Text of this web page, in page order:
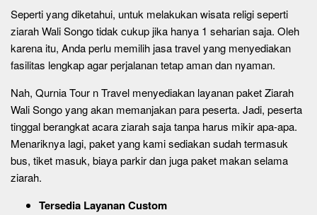
Seperti yang diketahui, untuk melakukan wisata religi seperti
ziarah Wali Songo tidak cukup jika hanya 1 seharian saja. Oleh
karena itu, Anda perlu memilih jasa travel yang menyediakan
fasilitas lengkap agar perjalanan tetap aman dan nyaman.
Nah, Qurnia Tour n Travel menyediakan layanan paket Ziarah
Wali Songo yang akan memanjakan para peserta. Jadi, peserta
tinggal berangkat acara ziarah saja tanpa harus mikir apa-apa.
Menariknya lagi, paket yang kami sediakan sudah termasuk
bus, tiket masuk, biaya parkir dan juga paket makan selama
ziarah.
Tersedia Layanan Custom